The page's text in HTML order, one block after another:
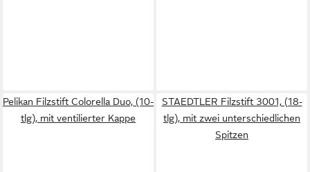
Pelikan Filzstift Colorella Duo, (10-
tlg), mit ventilierter Kappe
STAEDTLER Filzstift 3001, (18-
tlg), mit zwei unterschiedlichen
Spitzen